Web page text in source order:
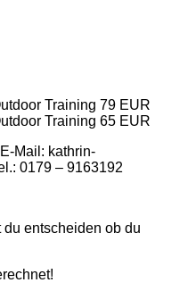
Training 79 EUR
Training 65 EUR
Mail: kathrin-
0179 – 9163192
entscheiden ob du